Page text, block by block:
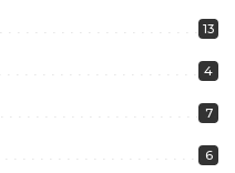
13
4
7
6